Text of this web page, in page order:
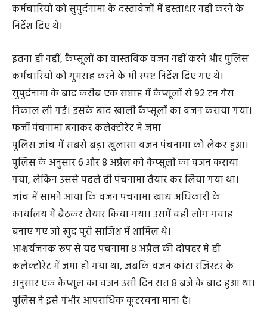
कर्मचारियों को सुपुर्दनामा के दस्तावेजों में हस्ताक्षर नहीं करने के
निर्देश दिए थे।
इतना ही नहीं, कैप्सूलों का वास्तविक वजन नहीं करने और पुलिस
कर्मचारियों को गुमराह करने के भी स्पष्ट निर्देश दिए गए थे।
सुपुर्दनामा के बाद करीब एक सप्ताह में कैप्सूलों से 92 टन गैस
निकाल ली गई। इसके बाद खाली कैप्सूलों का वजन कराया गया।
फर्जी पंचनामा बनाकर कलेक्टोरेट में जमा
पुलिस जांच में सबसे बड़ा खुलासा वजन पंचनामा को लेकर हुआ।
पुलिस के अनुसार 6 और 8 अप्रैल को कैप्सूलों का वजन कराया
गया, लेकिन उससे पहले ही पंचनामा तैयार कर लिया गया था।
जांच में सामने आया कि वजन पंचनामा खाद्य अधिकारी के
कार्यालय में बैठकर तैयार किया गया। उसमें वही लोग गवाह
बनाए गए जो खुद पूरी साजिश में शामिल थे।
आश्चर्यजनक रूप से यह पंचनामा 8 अप्रैल की दोपहर में ही
कलेक्टोरेट में जमा हो गया था, जबकि वजन कांटा रजिस्टर के
अनुसार एक कैप्सूल का वजन उसी दिन रात 8 बजे के बाद हुआ था।
पुलिस ने इसे गंभीर आपराधिक कूटरचना माना है।